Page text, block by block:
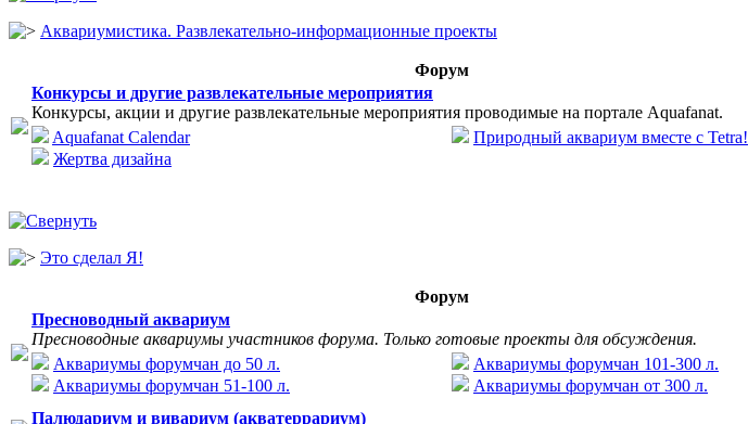
Аквариумистика. Развлекательно-информационные проекты
Форум
Конкурсы и другие развлекательные мероприятия
Конкурсы, акции и другие развлекательные мероприятия проводимые на портале Aquafanat.
Aquafanat Calendar
Жертва дизайна
Природный аквариум вместе с Tetra!
Это сделал Я!
Форум
Пресноводный аквариум
Пресноводные аквариумы участников форума. Только готовые проекты для обсуждения.
Аквариумы форумчан до 50 л.
Аквариумы форумчан 51-100 л.
Аквариумы форумчан 101-300 л.
Аквариумы форумчан от 300 л.
Палюдариум и вивариум (акватеррариум)